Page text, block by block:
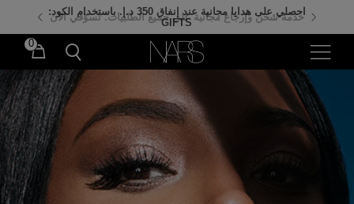
احصلي على هدايا مجانية عند إنفاق 350 د.إ. باستخدام الكود:
GIFTS
خدمة شحن وإرجاع مجانية على جميع الطلبيات. تسوّقي الآن
0